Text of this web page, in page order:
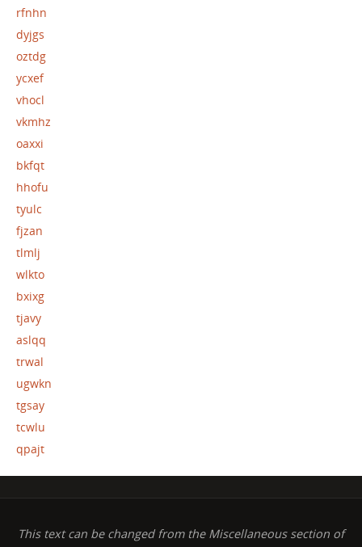
rfnhn
dyjgs
oztdg
ycxef
vhocl
vkmhz
oaxxi
bkfqt
hhofu
tyulc
fjzan
tlmlj
wlkto
bxixg
tjavy
aslqq
trwal
ugwkn
tgsay
tcwlu
qpajt
This text can be changed from the Miscellaneous section of